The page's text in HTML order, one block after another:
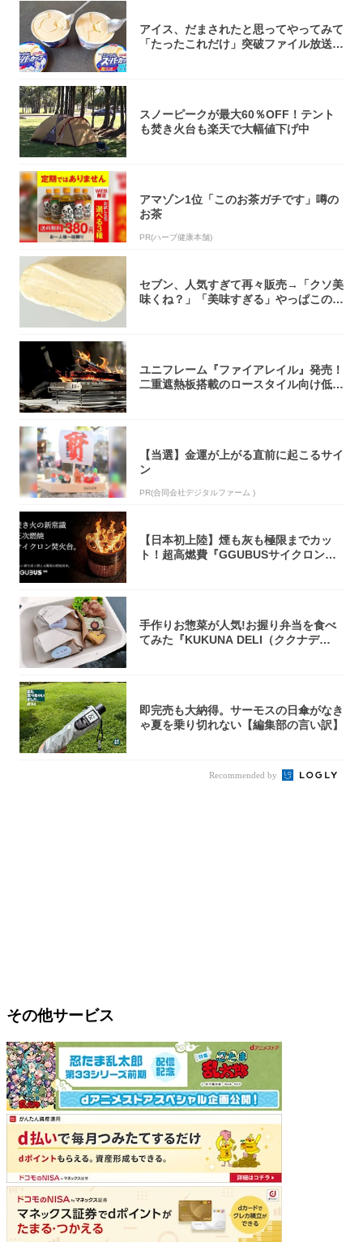
アイス、だまされたと思ってやってみて
「たったこれだけ」突破ファイル放送で
スノーピークが最大60％OFF！テント
も焚き火台も楽天で大幅値下げ中
アマゾン1位「このお茶ガチです」噂の
お茶
PR(ハーブ健康本舗)
セブン、人気すぎて再々販売→「クソ美
味くね？」「美味すぎる」やっぱこのク
ユニフレーム『ファイアレイル』発売！
二重遮熱板搭載のロースタイル向け低型
【当選】金運が上がる直前に起こるサイ
ン
PR(合同会社デジタルファーム )
【日本初上陸】煙も灰も極限までカッ
ト！超高燃費『GGUBUSサイクロン焚
手作りお惣菜が人気!お握り弁当を食べ
てみた『KUKUNA DELI（ククナデ
即完売も大納得。サーモスの日傘がなき
ゃ夏を乗り切れない【編集部の言い訳】
Recommended by
その他サービス